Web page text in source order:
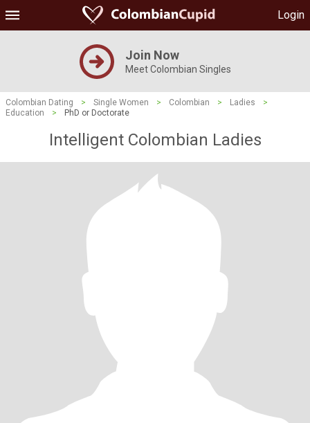
Login
Join Now
Meet Colombian Singles
Colombian Dating > Single Women > Colombian > Ladies
>
Education
> PhD or Doctorate
Intelligent Colombian Ladies